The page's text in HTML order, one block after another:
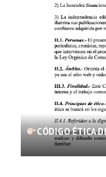
CÓDIGO ÉTICA